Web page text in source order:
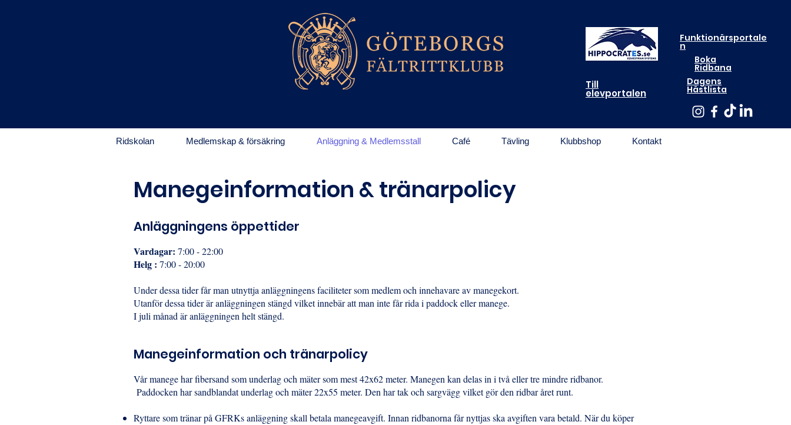
Till
elevportalen
Funktionärsportale
n
Boka
Ridbana
Dagens
Hästlista
Ridskolan Medlemskap & försäkring Anläggning & Medlemsstall Café Tävling Klubbshop Kontakt
Manegeinformation & tränarpolicy
Anläggningens öppettider
Vardagar: 7:00 - 22:00
Helg : 7:00 - 20:00
Under dessa tider får man utnyttja anläggningens faciliteter som medlem och innehavare av manegekort.
Utanför dessa tider är anläggningen stängd vilket innebär att man inte får rida i paddock eller manege.
I juli månad är anläggningen helt stängd.
Manegeinformation och tränarpolicy
Vår manege har fibersand som underlag och mäter som mest 42x62 meter. Manegen kan delas in i två eller tre mindre ridbanor.
Paddocken har sandblandat underlag och mäter 22x55 meter. Den har tak och sargvägg vilket gör den ridbar året runt.
Ryttare som tränar på GFRKs anläggning skall betala manegeavgift. Innan ridbanorna får nyttjas ska avgiften vara betald. När du köper